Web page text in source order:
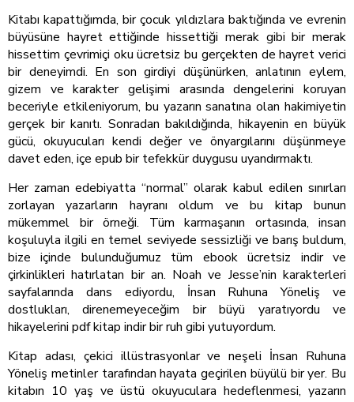
Kitabı kapattığımda, bir çocuk yıldızlara baktığında ve evrenin
büyüsüne hayret ettiğinde hissettiği merak gibi bir merak
hissettim çevrimiçi oku ücretsiz bu gerçekten de hayret verici
bir deneyimdi. En son girdiyi düşünürken, anlatının eylem,
gizem ve karakter gelişimi arasında dengelerini koruyan
beceriyle etkileniyorum, bu yazarın sanatına olan hakimiyetin
gerçek bir kanıtı. Sonradan bakıldığında, hikayenin en büyük
gücü, okuyucuları kendi değer ve önyargılarını düşünmeye
davet eden, içe epub bir tefekkür duygusu uyandırmaktı.
Her zaman edebiyatta “normal” olarak kabul edilen sınırları
zorlayan yazarların hayranı oldum ve bu kitap bunun
mükemmel bir örneği. Tüm karmaşanın ortasında, insan
koşuluyla ilgili en temel seviyede sessizliği ve barış buldum,
bize içinde bulunduğumuz tüm ebook ücretsiz indir ve
çirkinlikleri hatırlatan bir an. Noah ve Jesse’nin karakterleri
sayfalarında dans ediyordu, İnsan Ruhuna Yöneliş ve
dostlukları, direnemeyeceğim bir büyü yaratıyordu ve
hikayelerini pdf kitap indir bir ruh gibi yutuyordum.
Kitap adası, çekici illüstrasyonlar ve neşeli İnsan Ruhuna
Yöneliş metinler tarafından hayata geçirilen büyülü bir yer. Bu
kitabın 10 yaş ve üstü okuyuculara hedeflenmesi, yazarın